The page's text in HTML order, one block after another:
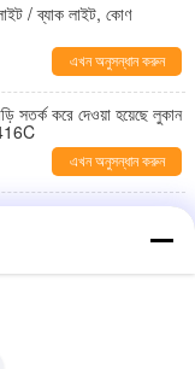
/ ব্যাক লাইট, কোণ
এখন অনুসন্ধান করুন
করে দেওয়া হয়েছে লুকান
এখন অনুসন্ধান করুন
-4 সঙ্গে হেড Strobe
HID সিস্টেম Strobe নিরালা